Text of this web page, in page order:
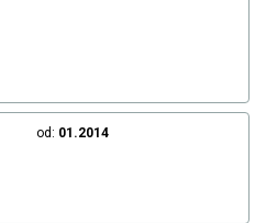
od: 01.2014